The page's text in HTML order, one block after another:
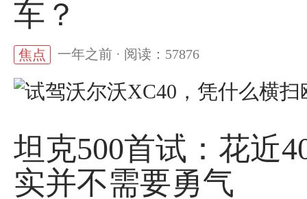
车？
焦点 一年之前 · 阅读：57876
坦克500首试：花近
实并不需要勇气